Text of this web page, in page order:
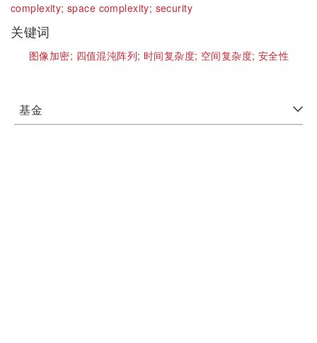
complexity;space complexity; security
关键词
图像加密; 四值混沌阵列; 时间复杂度; 空间复杂度; 安全性
基金